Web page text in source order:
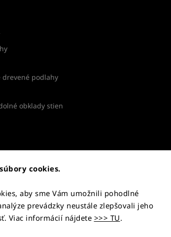
cookies.
aby sme Vám umožnili pohodlné
prevádzky neustále zlepšovali jeho
Viac informácií nájdete >>> TU.
drevené podlahy
obklady stien
Copyright 2026 BerryFloor.sk
. Všetky práva vyhradené.
Upraviť nastavenie cookies